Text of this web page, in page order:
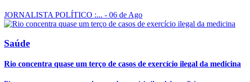
JORNALISTA POLÍTICO :... - 06 de Ago
Saúde
Rio concentra quase um terço de casos de exercício ilegal da medicina